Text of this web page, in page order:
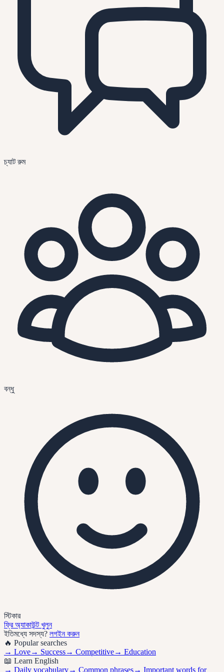
চ্যাট রুম
বন্ধু
স্টিকার
ফ্রি অ্যাকাউন্ট খুলুন
ইতিমধ্যে সদস্য? লগইন করুন
🔥 Popular searches
→ Love→ Success→ Competitive→ Education
📖 Learn English
→ Daily vocabulary→ Common phrases→ Important words for